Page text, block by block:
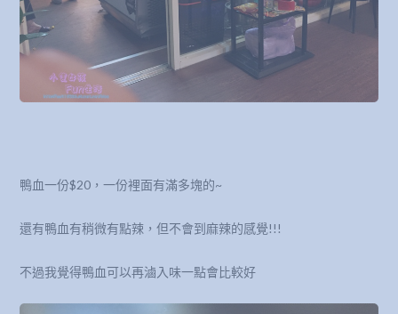
鴨血一份$20，一份裡面有滿多塊的~
還有鴨血有稍微有點辣，但不會到麻辣的感覺!!!
不過我覺得鴨血可以再滷入味一點會比較好